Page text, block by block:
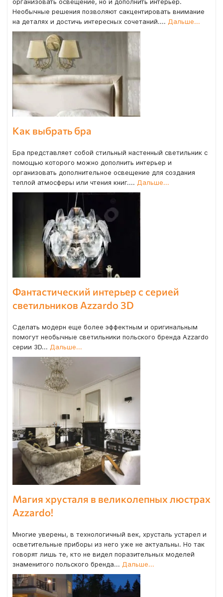
организовать освещение, но и дополнить интерьер.
Необычные решения позволяют сакцентировать внимание
на деталях и достичь интересных сочетаний.... Дальше...
Как выбрать бра
Бра представляет собой стильный настенный светильник с
помощью которого можно дополнить интерьер и
организовать дополнительное освещение для создания
теплой атмосферы или чтения книг.... Дальше...
Фантастический интерьер с серией
светильников Azzardo 3D
Сделать модерн еще более эффектным и оригинальным
помогут необычные светильники польского бренда Azzardo
серии 3D... Дальше...
Магия хрусталя в великолепных люстрах
Azzardo!
Многие уверены, в технологичный век, хрусталь устарел и
осветительные приборы из него уже не актуальны. Но так
говорят лишь те, кто не видел поразительных моделей
знаменитого польского бренда... Дальше...